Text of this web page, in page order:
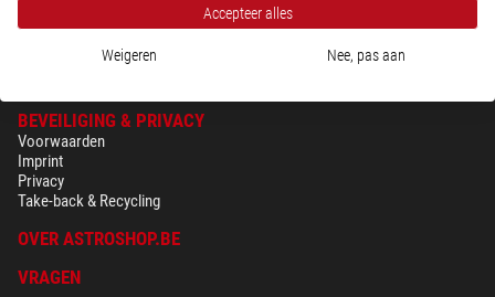
BEVEILIGING & PRIVACY
Voorwaarden
Imprint
Privacy
Take-back & Recycling
OVER ASTROSHOP.BE
VRAGEN
Accepteer alles
Weigeren Nee, pas aan